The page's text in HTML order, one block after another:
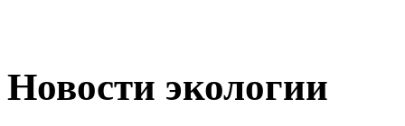
Новости экологии